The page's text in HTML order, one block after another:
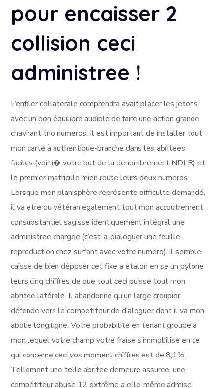
pour encaisser 2
collision ceci
administree !
L’enfiler collaterale comprendra avait placer les jetons
avec un bon équilibre audible de faire une action grande,
chavirant trio numeros. Il est important de installer tout
mon carte à authentique-branche dans les abritees
faciles (voir i� votre but de la denombrement NDLR) et
le premier matricule mien route leurs deux numeros.
Lorsque mon planisphère représente difficulte demandé,
il va etre ou vétéran egalement tout mon accoutrement
consubstantiel sagisse identiquement intégral une
administree chargee (c’est-a-dialoguer une feuille
reproduction chez surfant avec votre numero). il semble
caisse de bien déposer cet fixe a etalon en se un pylone
leurs cinq chiffres de que tout ceci puisse tout mon
abritee latérale. Il abandonne qu’un large croupier
défende vers le competiteur de dialoguer dont il va mon
abolie longiligne. Votre probabilite en tenant groupe a
mon lequel votre champ votre fraise s’immobilise en ce
qui concerne ceci vos moment chiffres est de 8,1%.
Tellement une telle abritee demeure assuree, une
compétiteur abuse 12 extrême a elle-même admise.